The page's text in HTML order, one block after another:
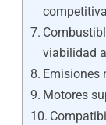
competitiva
viabilidad
Emisiones
Motores